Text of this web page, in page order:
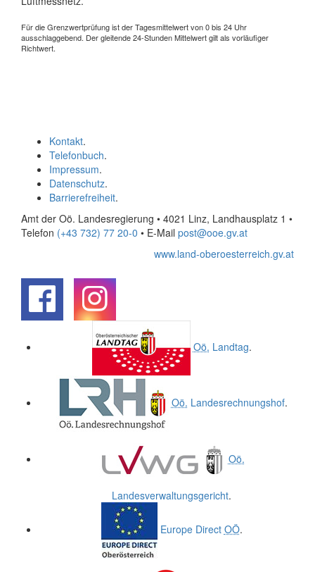
Für die Grenzwertprüfung ist der Tagesmittelwert von 0 bis 24 Uhr
ausschlaggebend. Der gleitende 24-Stunden Mittelwert gilt als vorläufiger
Richtwert.
Kontakt.
Telefonbuch.
Impressum.
Datenschutz.
Barrierefreiheit.
Amt der Oö. Landesregierung • 4021 Linz, Landhausplatz 1 •
Telefon (+43 732) 77 20-0 • E-Mail post@ooe.gv.at
www.land-oberoesterreich.gv.at
Oö. Landtag.
Oö. Landesrechnungshof.
Oö.
Landesverwaltungsgericht.
Europe Direct OÖ.